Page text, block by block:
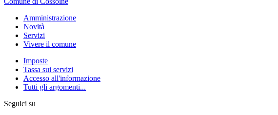
Amministrazione
Novità
Servizi
Vivere il comune
Imposte
Tassa sui servizi
Accesso all'informazione
Tutti gli argomenti...
Seguici su